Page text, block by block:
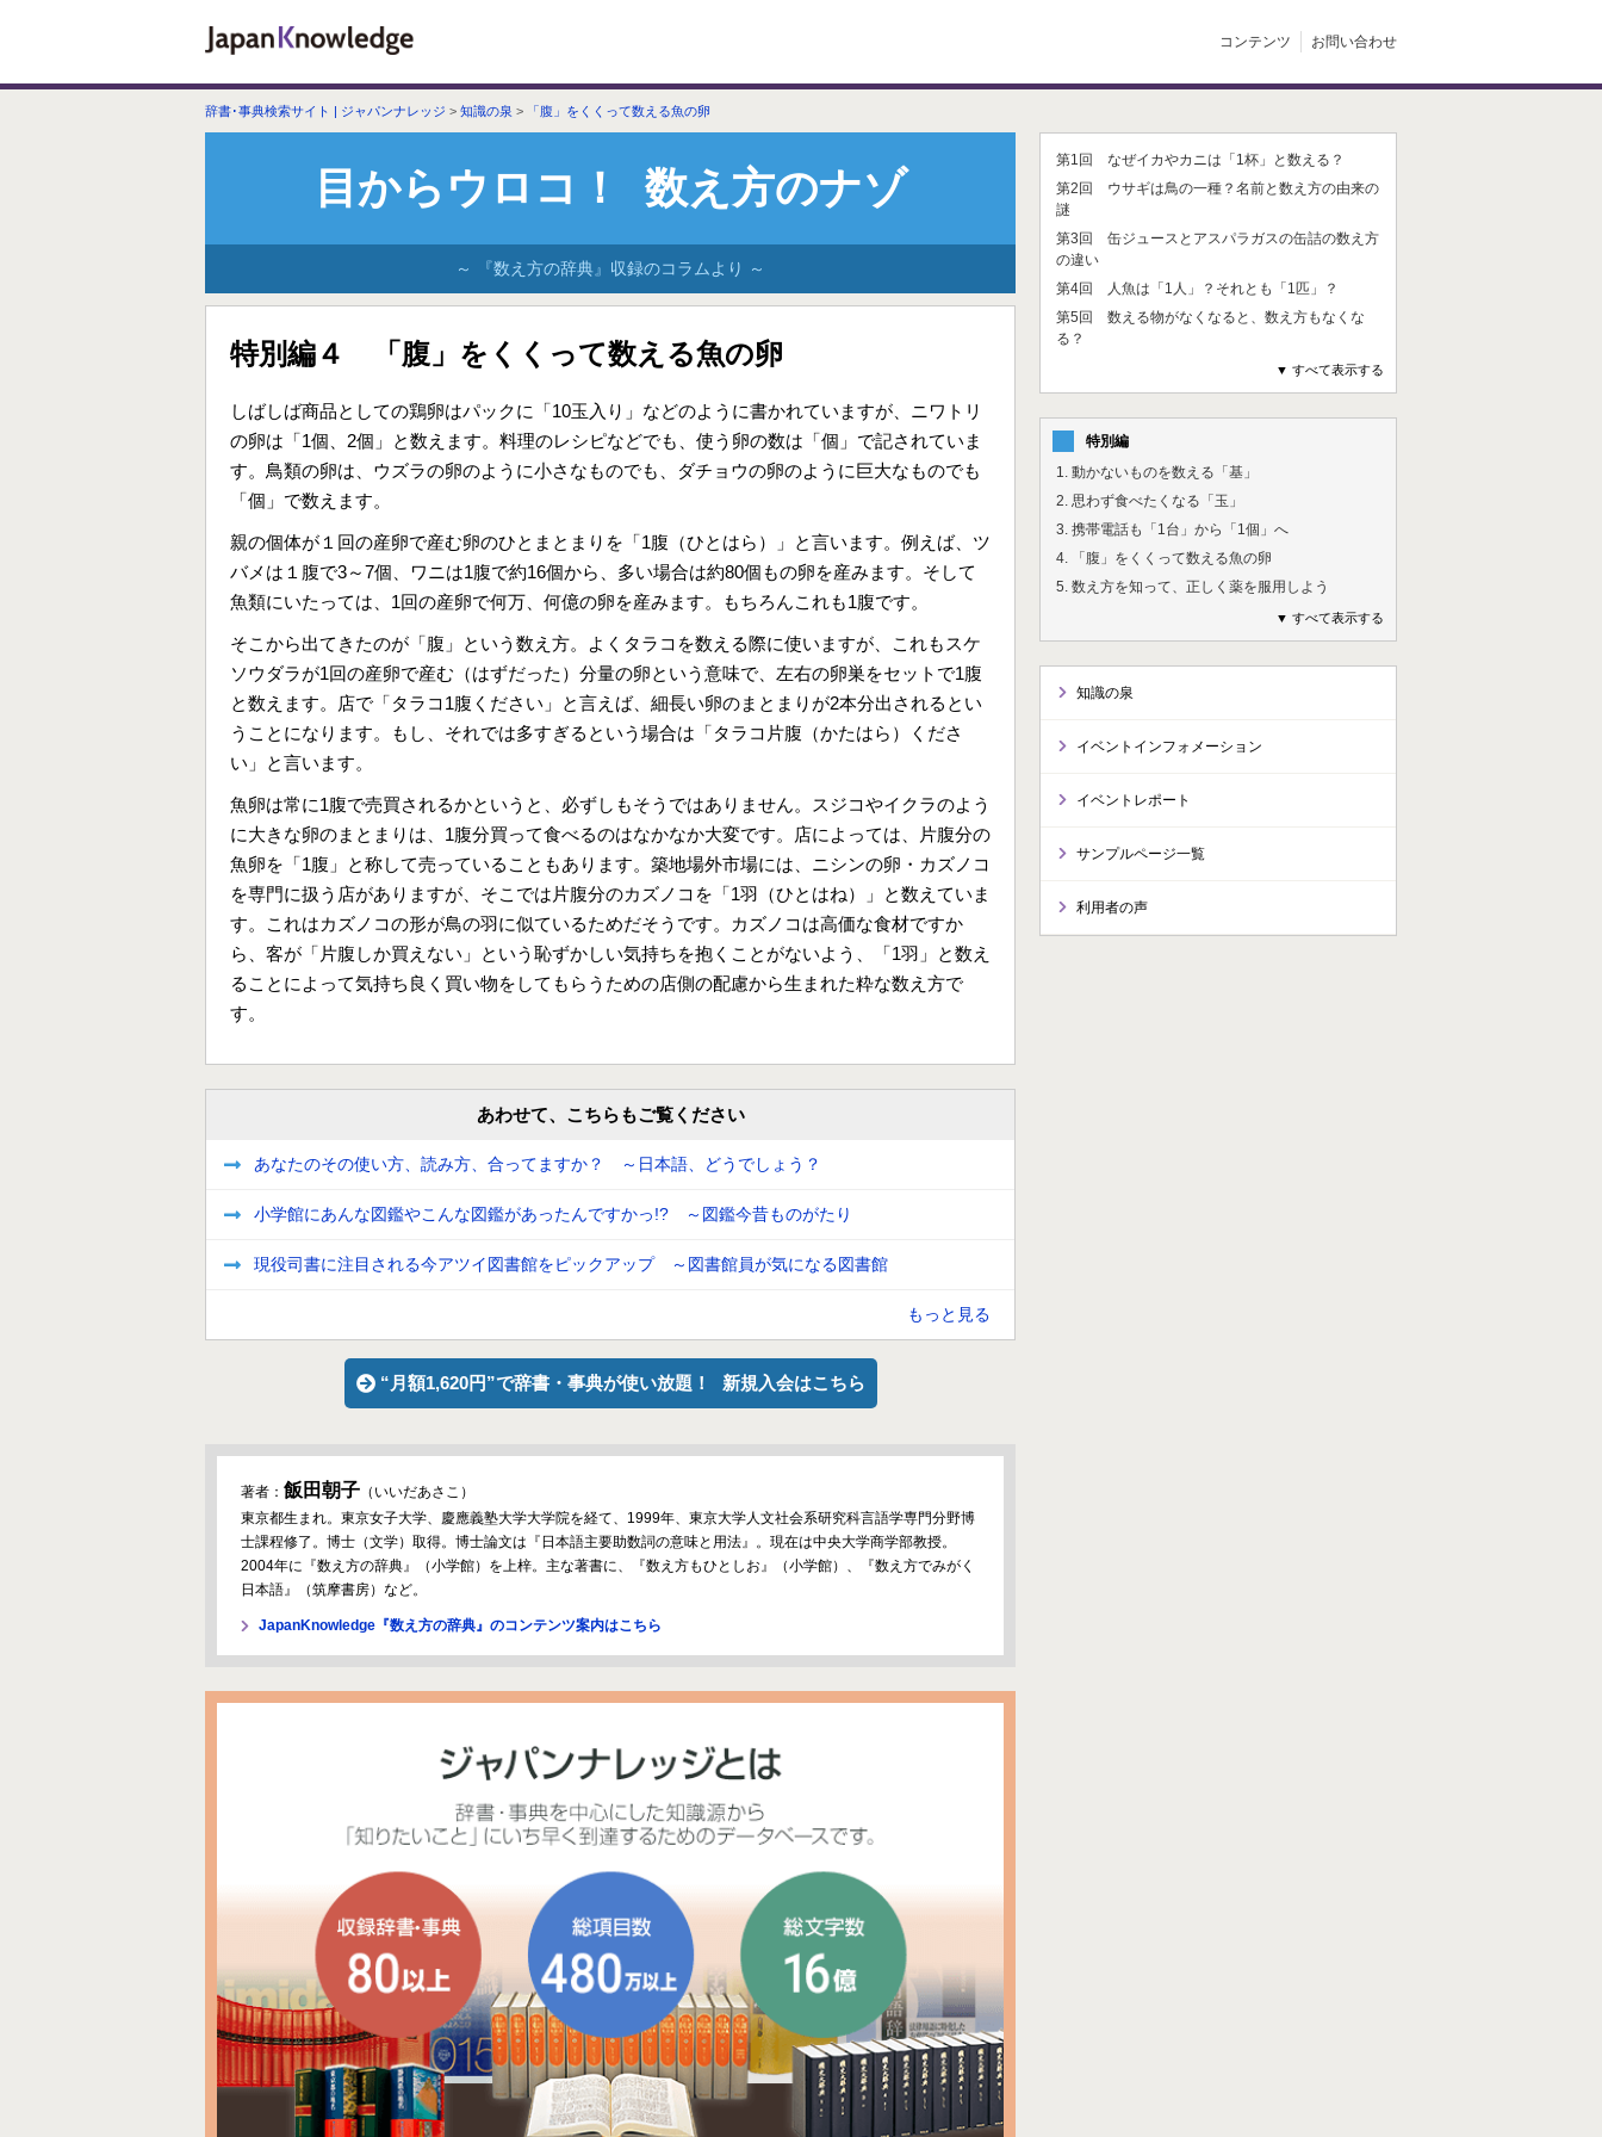
コンテンツ お問い合わせ
辞書･事典検索サイト | ジャパンナレッジ > 知識の泉 > 「腹」をくくって数える魚の卵
目からウロコ！ 数え方のナゾ
～ 『数え方の辞典』収録のコラムより ～
特別編４ 「腹」をくくって数える魚の卵
しばしば商品としての鶏卵はパックに「10玉入り」などのように書かれていますが、ニワトリ
の卵は「1個、2個」と数えます。料理のレシピなどでも、使う卵の数は「個」で記されていま
す。鳥類の卵は、ウズラの卵のように小さなものでも、ダチョウの卵のように巨大なものでも
「個」で数えます。
親の個体が１回の産卵で産む卵のひとまとまりを「1腹（ひとはら）」と言います。例えば、ツ
バメは１腹で3～7個、ワニは1腹で約16個から、多い場合は約80個もの卵を産みます。そして
魚類にいたっては、1回の産卵で何万、何億の卵を産みます。もちろんこれも1腹です。
そこから出てきたのが「腹」という数え方。よくタラコを数える際に使いますが、これもスケ
ソウダラが1回の産卵で産む（はずだった）分量の卵という意味で、左右の卵巣をセットで1腹
と数えます。店で「タラコ1腹ください」と言えば、細長い卵のまとまりが2本分出されるとい
うことになります。もし、それでは多すぎるという場合は「タラコ片腹（かたはら）くださ
い」と言います。
魚卵は常に1腹で売買されるかというと、必ずしもそうではありません。スジコやイクラのよう
に大きな卵のまとまりは、1腹分買って食べるのはなかなか大変です。店によっては、片腹分の
魚卵を「1腹」と称して売っていることもあります。築地場外市場には、ニシンの卵・カズノコ
を専門に扱う店がありますが、そこでは片腹分のカズノコを「1羽（ひとはね）」と数えていま
す。これはカズノコの形が鳥の羽に似ているためだそうです。カズノコは高価な食材ですか
ら、客が「片腹しか買えない」という恥ずかしい気持ちを抱くことがないよう、「1羽」と数え
ることによって気持ち良く買い物をしてもらうための店側の配慮から生まれた粋な数え方で
す。
あわせて、こちらもご覧ください
あなたのその使い方、読み方、合ってますか？ ～日本語、どうでしょう？
小学館にあんな図鑑やこんな図鑑があったんですかっ!? ～図鑑今昔ものがたり
現役司書に注目される今アツイ図書館をピックアップ ～図書館員が気になる図書館
もっと見る
“月額1,620円”で辞書・事典が使い放題！ 新規入会はこちら
著者： 飯田朝子 （いいだあさこ）
東京都生まれ。東京女子大学、慶應義塾大学大学院を経て、1999年、東京大学人文社会系研究科言語学専門分野博
士課程修了。博士（文学）取得。博士論文は『日本語主要助数詞の意味と用法』。現在は中央大学商学部教授。
2004年に『数え方の辞典』（小学館）を上梓。主な著書に、『数え方もひとしお』（小学館）、『数え方でみがく
日本語』（筑摩書房）など。
JapanKnowledge『数え方の辞典』のコンテンツ案内はこちら
第1回 なぜイカやカニは「1杯」と数える？
第2回 ウサギは鳥の一種？名前と数え方の由来の
謎
第3回 缶ジュースとアスパラガスの缶詰の数え方
の違い
第4回 人魚は「1人」？それとも「1匹」？
第5回 数える物がなくなると、数え方もなくな
る？
▼ すべて表示する
特別編
1. 動かないものを数える「基」
2. 思わず食べたくなる「玉」
3. 携帯電話も「1台」から「1個」へ
4. 「腹」をくくって数える魚の卵
5. 数え方を知って、正しく薬を服用しよう
▼ すべて表示する
知識の泉
イベントインフォメーション
イベントレポート
サンプルページ一覧
利用者の声